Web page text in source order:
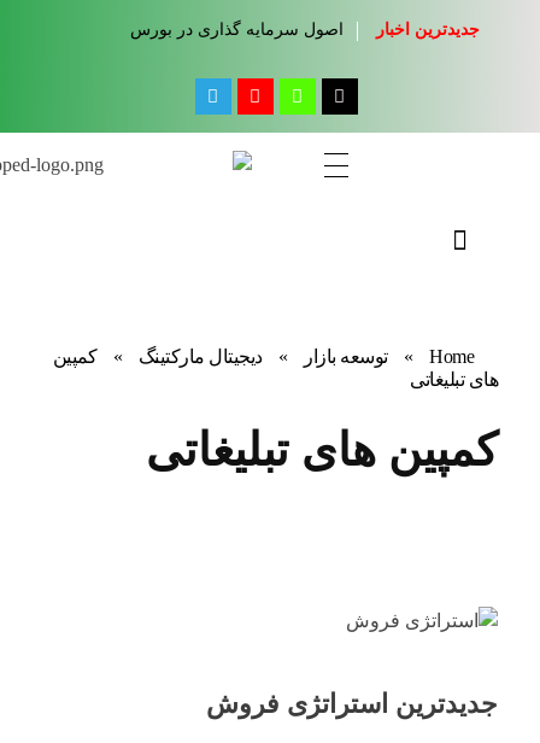
جدیدترین اخبار اصول سرمایه گذاری در بورس
Home
» توسعه بازار » دیجیتال مارکتینگ »
کمپین
های تبلیغاتی
کمپین های تبلیغاتی
جدیدترین استراتژی فروش